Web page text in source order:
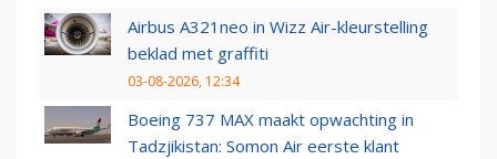
Airbus A321neo in Wizz Air-kleurstelling
beklad met graffiti
03-08-2026, 12:34
Boeing 737 MAX maakt opwachting in
Tadzjikistan: Somon Air eerste klant